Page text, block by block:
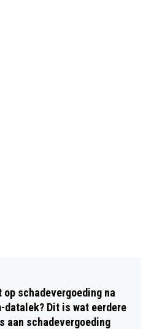
op schadevergoeding na
datalek? Dit is wat eerdere
aan schadevergoeding